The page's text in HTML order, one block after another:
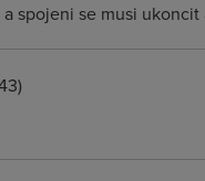
spojeni se musi